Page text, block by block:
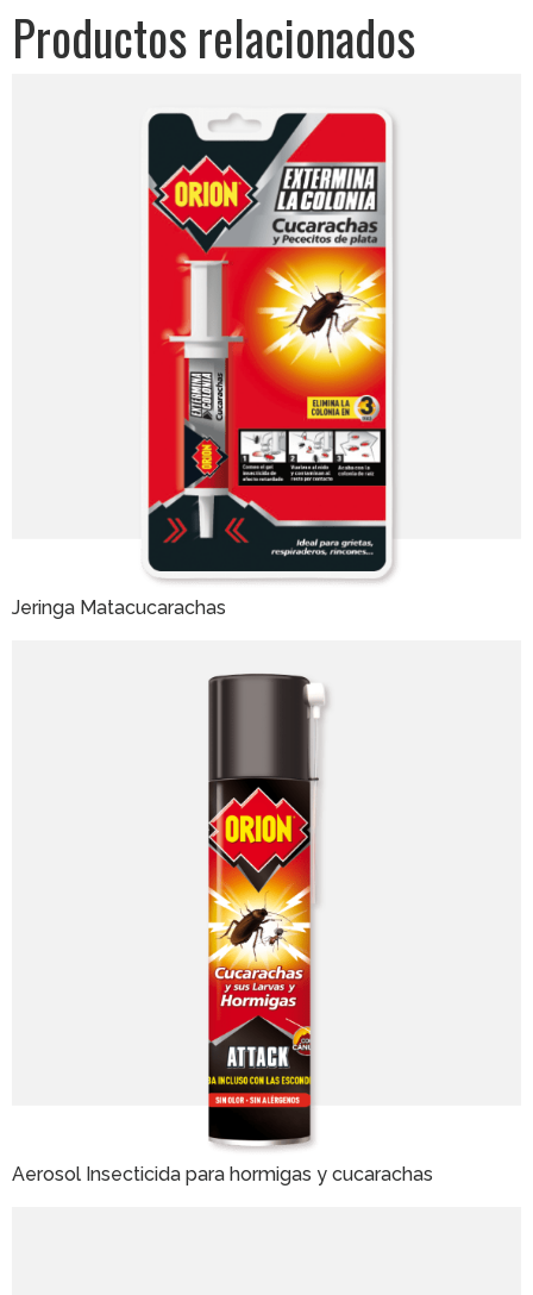
Productos relacionados
Jeringa Matacucarachas
Aerosol Insecticida para hormigas y cucarachas